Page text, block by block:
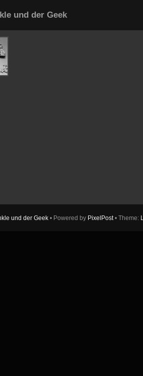
und der Geek
und der Geek • Powered by PixelPost• Theme: